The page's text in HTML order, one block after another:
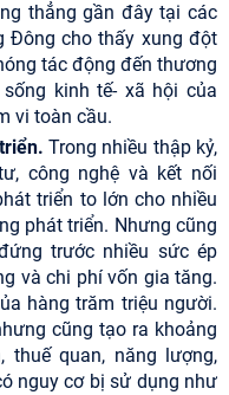
thẳng gần đây tại các
Đông cho thấy xung đột
tác động đến thương
kinh tế- xã hội của
vi toàn cầu.
Trong nhiều thập kỷ,
công nghệ và kết nối
triển to lớn cho nhiều
phát triển. Nhưng cũng
trước nhiều sức ép
và chi phí vốn gia tăng.
hàng trăm triệu người.
cũng tạo ra khoảng
thuế quan, năng lượng,
nguy cơ bị sử dụng như